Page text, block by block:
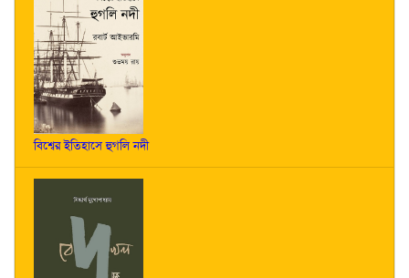
বিশ্বের ইতিহাসে হুগলি নদী